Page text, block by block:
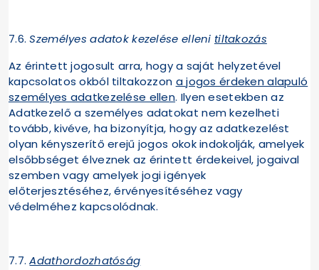
7.6. Személyes adatok kezelése elleni tiltakozás
Az érintett jogosult arra, hogy a saját helyzetével
kapcsolatos okból tiltakozzon a jogos érdeken alapuló
személyes adatkezelése ellen. Ilyen esetekben az
Adatkezelő a személyes adatokat nem kezelheti
tovább, kivéve, ha bizonyítja, hogy az adatkezelést
olyan kényszerítő erejű jogos okok indokolják, amelyek
elsőbbséget élveznek az érintett érdekeivel, jogaival
szemben vagy amelyek jogi igények
előterjesztéséhez, érvényesítéséhez vagy
védelméhez kapcsolódnak.
7.7.Adathordozhatóság